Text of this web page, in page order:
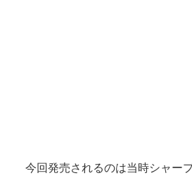
今回発売されるのは当時シャー